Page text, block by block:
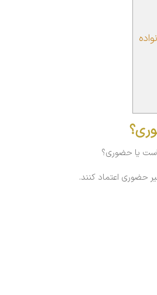
است یا حضوری؟
حضوری اعتماد کنند.